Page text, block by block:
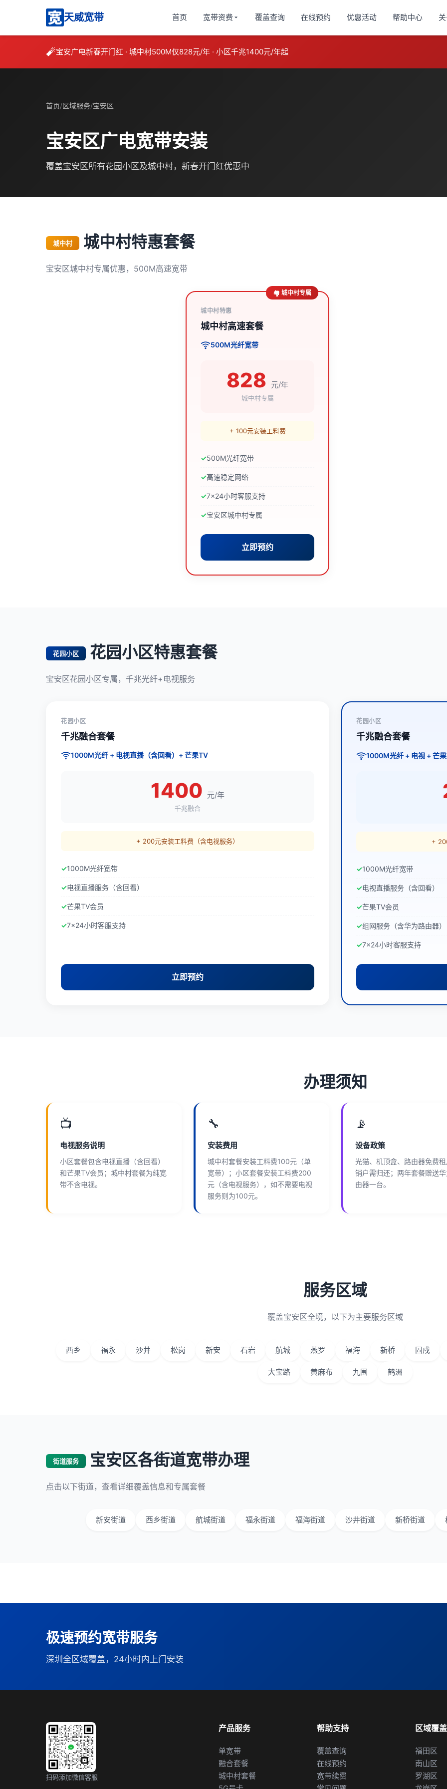
天威宽带 首页 宽带资费 覆盖查询 在线预约 优惠活动 帮助中心
🧨宝安广电新春开门红 · 城中村500M仅828元/年 · 小区千兆1400元/年起
首页/区域服务/宝安区
宝安区广电宽带安装
覆盖宝安区所有花园小区及城中村，新春开门红优惠中
城中村 城中村特惠套餐
宝安区城中村专属优惠，500M高速宽带
🏘️ 城中村专属
城中村特惠
城中村高速套餐
500M光纤宽带
828 元/年
城中村专属
+ 100元安装工料费
500M光纤宽带
高速稳定网络
7×24小时客服支持
宝安区城中村专属
立即预约
花园小区 花园小区特惠套餐
宝安区花园小区专属，千兆光纤+电视服务
花园小区
千兆融合套餐
1000M光纤 + 电视直播（含回看）+ 芒果TV
1400 元/年
千兆融合
+ 200元安装工料费（含电视服务）
1000M光纤宽带
电视直播服务（含回看）
芒果TV会员
7×24小时客服支持
立即预约
花园小区
千兆融合套餐
1000M光纤 + 电视 + 芒
+
1000M光纤宽带
电视直播服务（含回看）
芒果TV会员
组网服务（含华为路由器）
7×24小时客服支持
办理须知
📺
电视服务说明
小区套餐包含电视直播（含回看）
和芒果TV会员；城中村套餐为纯宽
带不含电视。
🔧
安装费用
城中村套餐安装工料费100元（单
宽带）；小区套餐安装工料费200
元（含电视服务），如不需要电视
服务则为100元。
📡
设备政策
光猫、机顶盒、路由器免费
销户需归还；两年套餐赠送
由器一台。
服务区域
覆盖宝安区全境，以下为主要服务区域
西乡 福永 沙井 松岗 新安 石岩 航城 燕罗 福海 新桥 固戍
大宝路 黄麻布 九围 鹤洲
街道服务 宝安区各街道宽带办理
点击以下街道，查看详细覆盖信息和专属套餐
新安街道 西乡街道 航城街道 福永街道 福海街道 沙井街道 新桥街道
极速预约宽带服务
深圳全区域覆盖，24小时内上门安装
扫码添加微信客服
产品服务
单宽带
融合套餐
城中村套餐
帮助支持
覆盖查询
在线预约
宽带续费
区域覆盖
福田区
南山区
罗湖区